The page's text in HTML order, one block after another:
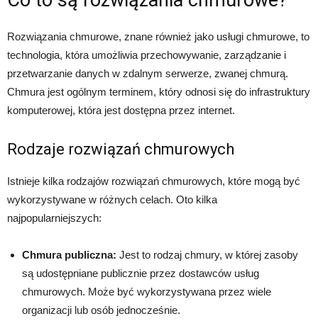
Rozwiązania chmurowe, znane również jako usługi chmurowe, to
technologia, która umożliwia przechowywanie, zarządzanie i
przetwarzanie danych w zdalnym serwerze, zwanej chmurą.
Chmura jest ogólnym terminem, który odnosi się do infrastruktury
komputerowej, która jest dostępna przez internet.
Rodzaje rozwiązań chmurowych
Istnieje kilka rodzajów rozwiązań chmurowych, które mogą być
wykorzystywane w różnych celach. Oto kilka
najpopularniejszych:
Chmura publiczna: Jest to rodzaj chmury, w której zasoby
są udostępniane publicznie przez dostawców usług
chmurowych. Może być wykorzystywana przez wiele
organizacji lub osób jednocześnie.